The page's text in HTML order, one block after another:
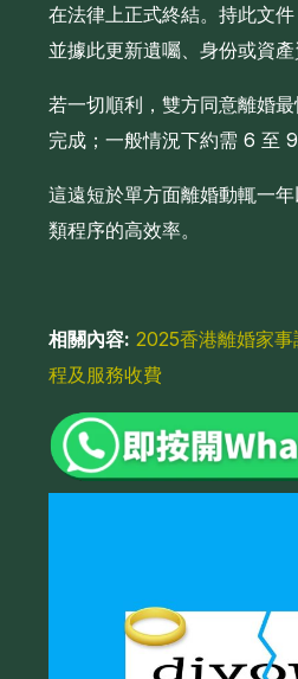
在法律上正式終結。持此文件
並據此更新遺囑、身份或資產
若一切順利，雙方同意離婚
完成；一般情況下約需 6 至 9
這遠短於單方面離婚動輒一
類程序的高效率。
相關內容: 2025香港離婚家
程及服務收費